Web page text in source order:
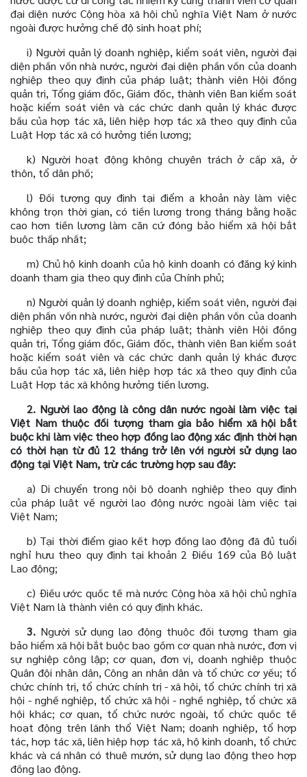
đại diện nước Cộng hòa xã hội chủ nghĩa Việt Nam ở nước
ngoài được hưởng chế độ sinh hoạt phí;
i) Người quản lý doanh nghiệp, kiểm soát viên, người đại
diện phần vốn nhà nước, người đại diện phần vốn của doanh
nghiệp theo quy định của pháp luật; thành viên Hội đồng
quản trị, Tổng giám đốc, Giám đốc, thành viên Ban kiểm soát
hoặc kiểm soát viên và các chức danh quản lý khác được
bầu của hợp tác xã, liên hiệp hợp tác xã theo quy định của
Luật Hợp tác xã có hưởng tiền lương;
k) Người hoạt động không chuyên trách ở cấp xã, ở
thôn, tổ dân phố;
l) Đối tượng quy định tại điểm a khoản này làm việc
không trọn thời gian, có tiền lương trong tháng bằng hoặc
cao hơn tiền lương làm căn cứ đóng bảo hiểm xã hội bắt
buộc thấp nhất;
m) Chủ hộ kinh doanh của hộ kinh doanh có đăng ký kinh
doanh tham gia theo quy định của Chính phủ;
n) Người quản lý doanh nghiệp, kiểm soát viên, người đại
diện phần vốn nhà nước, người đại diện phần vốn của doanh
nghiệp theo quy định của pháp luật; thành viên Hội đồng
quản trị, Tổng giám đốc, Giám đốc, thành viên Ban kiểm soát
hoặc kiểm soát viên và các chức danh quản lý khác được
bầu của hợp tác xã, liên hiệp hợp tác xã theo quy định của
Luật Hợp tác xã không hưởng tiền lương.
2. Người lao động là công dân nước ngoài làm việc tại
Việt Nam thuộc đối tượng tham gia bảo hiểm xã hội bắt
buộc khi làm việc theo hợp đồng lao động xác định thời hạn
có thời hạn từ đủ 12 tháng trở lên với người sử dụng lao
động tại Việt Nam, trừ các trường hợp sau đây:
a) Di chuyển trong nội bộ doanh nghiệp theo quy định
của pháp luật về người lao động nước ngoài làm việc tại
Việt Nam;
b) Tại thời điểm giao kết hợp đồng lao động đã đủ tuổi
nghỉ hưu theo quy định tại khoản 2 Điều 169 của Bộ luật
Lao động;
c) Điều ước quốc tế mà nước Cộng hòa xã hội chủ nghĩa
Việt Nam là thành viên có quy định khác.
3. Người sử dụng lao động thuộc đối tượng tham gia
bảo hiểm xã hội bắt buộc bao gồm cơ quan nhà nước, đơn vị
sự nghiệp công lập; cơ quan, đơn vị, doanh nghiệp thuộc
Quân đội nhân dân, Công an nhân dân và tổ chức cơ yếu; tổ
chức chính trị, tổ chức chính trị - xã hội, tổ chức chính trị xã
hội - nghề nghiệp, tổ chức xã hội - nghề nghiệp, tổ chức xã
hội khác; cơ quan, tổ chức nước ngoài, tổ chức quốc tế
hoạt động trên lãnh thổ Việt Nam; doanh nghiệp, tổ hợp
tác, hợp tác xã, liên hiệp hợp tác xã, hộ kinh doanh, tổ chức
khác và cá nhân có thuê mướn, sử dụng lao động theo hợp
đồng lao động.